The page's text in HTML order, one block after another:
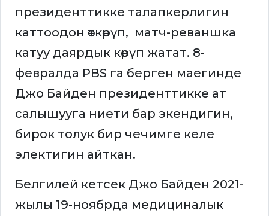
президенттикке талапкерлигин
каттоодон өткөрүп, матч-реваншка
катуу даярдык көрүп жатат. 8-
февралда PBS га берген маегинде
Джо Байден президенттикке ат
салышууга ниети бар экендигин,
бирок толук бир чечимге келе
электигин айткан.
Белгилей кетсек Джо Байден 2021-
жылы 19-ноябрда медициналык